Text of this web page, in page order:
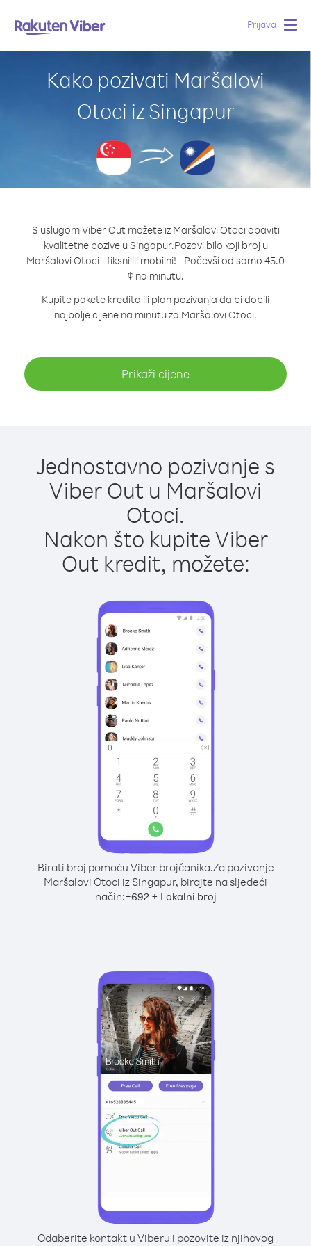
Prijava
Kako pozivati Maršalovi
Otoci iz Singapur
S uslugom Viber Out možete iz Maršalovi Otoci obaviti
kvalitetne pozive u Singapur.Pozovi bilo koji broj u
Maršalovi Otoci - fiksni ili mobilni! - Počevši od samo 45.0
¢ na minutu.
Kupite pakete kredita ili plan pozivanja da bi dobili
najbolje cijene na minutu za Maršalovi Otoci.
Prikaži cijene
Jednostavno pozivanje s
Viber Out u Maršalovi
Otoci.
Nakon što kupite Viber
Out kredit, možete:
Birati broj pomoću Viber brojčanika.Za pozivanje
Maršalovi Otoci iz Singapur, birajte na sljedeći
način:+692+ Lokalni broj
Odaberite kontakt u Viberu i pozovite iz njihovog